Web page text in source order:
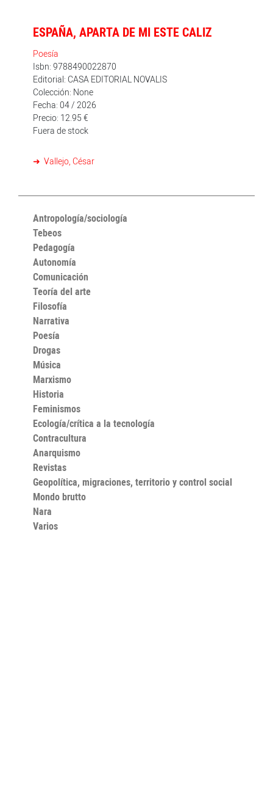
ESPAÑA, APARTA DE MI ESTE CALIZ
Poesía
Isbn: 9788490022870
Editorial: CASA EDITORIAL NOVALIS
Colección: None
Fecha: 04 / 2026
Precio: 12.95 €
Fuera de stock
Vallejo, César
Antropología/sociología
Tebeos
Pedagogía
Autonomía
Comunicación
Teoría del arte
Filosofía
Narrativa
Poesía
Drogas
Música
Marxismo
Historia
Feminismos
Ecología/crítica a la tecnología
Contracultura
Anarquismo
Revistas
Geopolítica, migraciones, territorio y control social
Mondo brutto
Nara
Varios